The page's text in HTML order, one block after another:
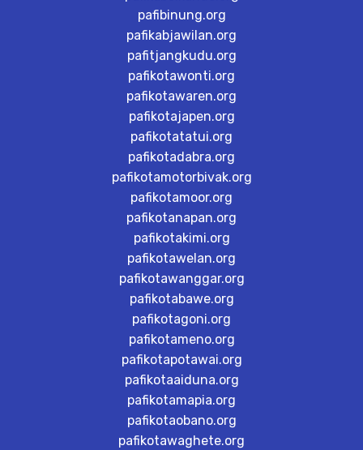
pafibinung.org
pafikabjawilan.org
pafitjangkudu.org
pafikotawonti.org
pafikotawaren.org
pafikotajapen.org
pafikotatatui.org
pafikotadabra.org
pafikotamotorbivak.org
pafikotamoor.org
pafikotanapan.org
pafikotakimi.org
pafikotawelan.org
pafikotawanggar.org
pafikotabawe.org
pafikotagoni.org
pafikotameno.org
pafikotapotawai.org
pafikotaaiduna.org
pafikotamapia.org
pafikotaobano.org
pafikotawaghete.org